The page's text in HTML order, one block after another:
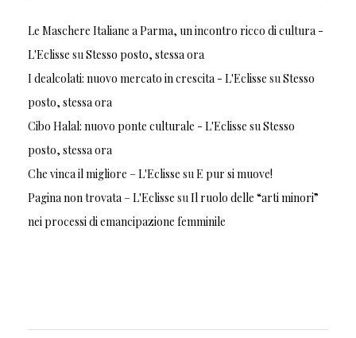
Le Maschere Italiane a Parma, un incontro ricco di cultura -
L'Eclisse suStesso posto, stessa ora
I dealcolati: nuovo mercato in crescita - L'Eclisse suStesso
posto, stessa ora
Cibo Halal: nuovo ponte culturale - L'Eclisse suStesso
posto, stessa ora
Che vinca il migliore – L'Eclisse suE pur si muove!
Pagina non trovata – L'Eclisse suIl ruolo delle “arti minori”
nei processi di emancipazione femminile